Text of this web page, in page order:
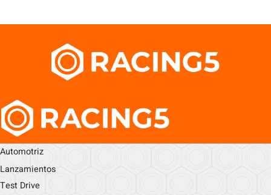
Automotriz
Lanzamientos
Test Drive